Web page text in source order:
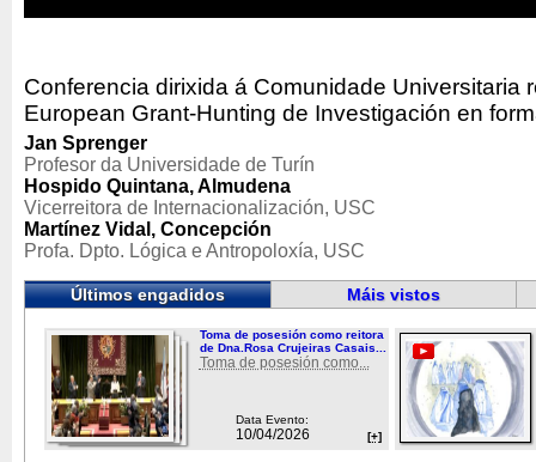
Conferencia dirixida á Comunidade Universitaria
European Grant-Hunting de Investigación en
Jan Sprenger
Profesor da Universidade de Turín
Hospido Quintana, Almudena
Vicerreitora de Internacionalización, USC
Martínez Vidal, Concepción
Profa. Dpto. Lógica e Antropoloxía, USC
Últimos engadidos Máis vistos
Toma de posesión como reitora
de Dna.Rosa Crujeiras Casais...
Toma de posesión como...
Data Evento:
10/04/2026 [+]